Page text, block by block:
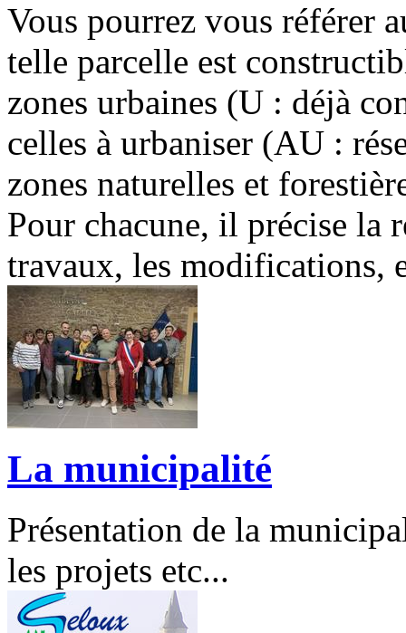
Vous pourrez vous référer
telle parcelle est
zones urbaines (U : déjà
celles à urbaniser (AU :
zones naturelles et
Pour chacune, il précise la
travaux, les modifications,
La municipalité
Présentation de la
les projets etc...